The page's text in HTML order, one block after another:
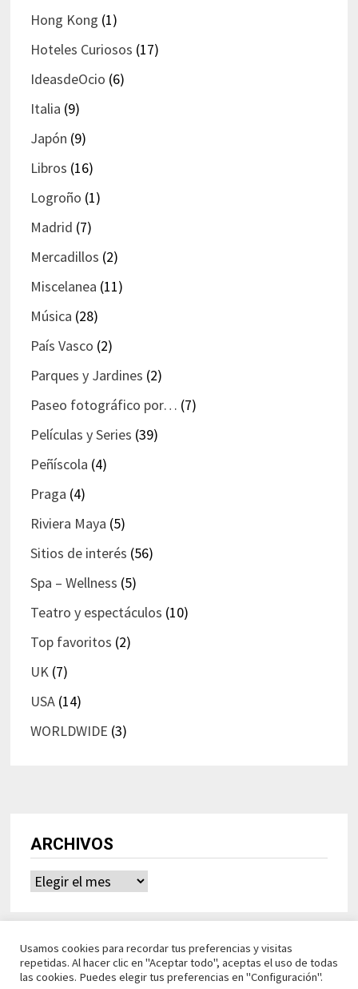
Hong Kong (1)
Hoteles Curiosos (17)
IdeasdeOcio (6)
Italia (9)
Japón (9)
Libros (16)
Logroño (1)
Madrid (7)
Mercadillos (2)
Miscelanea (11)
Música (28)
País Vasco (2)
Parques y Jardines (2)
Paseo fotográfico por… (7)
Películas y Series (39)
Peñíscola (4)
Praga (4)
Riviera Maya (5)
Sitios de interés (56)
Spa – Wellness (5)
Teatro y espectáculos (10)
Top favoritos (2)
UK (7)
USA(14)
WORLDWIDE (3)
ARCHIVOS
Archivos
Usamos cookies para recordar tus preferencias y visitas
repetidas. Al hacer clic en "Aceptar todo", aceptas el uso de todas
las cookies. Puedes elegir tus preferencias en "Configuración".